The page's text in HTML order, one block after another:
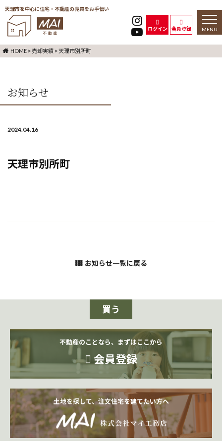
天理市を中心に住宅・不動産の売買をお手伝い
ログイン 会員登録
toggle
HOME > 売却実績 >天理市別所町
お知らせ
2024.04.16
天理市別所町
お知らせ一覧に戻る
買う
不動産のことなら、まずはここから
会員登録
土地を探して、注文住宅を建てたい方へ